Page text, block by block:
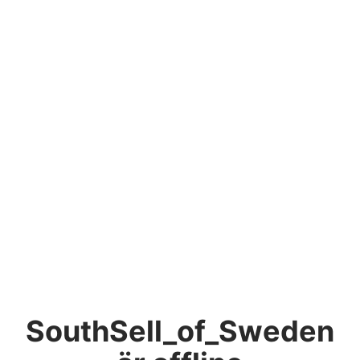
SouthSell_of_Sweden